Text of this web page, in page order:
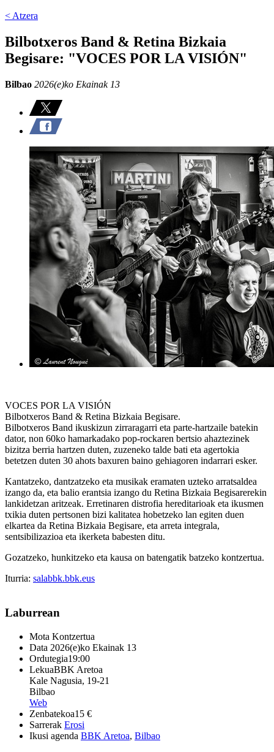
< Atzera
Bilbotxeros Band & Retina Bizkaia
Begisare: "VOCES POR LA VISIÓN"
Bilbao 2026(e)ko Ekainak 13
VOCES POR LA VISIÓN
Bilbotxeros Band & Retina Bizkaia Begisare.
Bilbotxeros Band ikuskizun zirraragarri eta parte-hartzaile batekin
dator, non 60ko hamarkadako pop-rockaren bertsio ahaztezinek
bizitza berria hartzen duten, zuzeneko talde bati eta agertokia
betetzen duten 30 ahots baxuren baino gehiagoren indarrari esker.
Kantatzeko, dantzatzeko eta musikak eramaten uzteko arratsaldea
izango da, eta balio erantsia izango du Retina Bizkaia Begisarerekin
lankidetzan aritzeak. Erretinaren distrofia hereditarioak eta ikusmen
txikia duten pertsonen bizi kalitatea hobetzeko lan egiten duen
elkartea da Retina Bizkaia Begisare, eta arreta integrala,
sentsibilizazioa eta ikerketa babesten ditu.
Gozatzeko, hunkitzeko eta kausa on batengatik batzeko kontzertua.
Iturria: salabbk.bbk.eus
Laburrean
Mota Kontzertua
Data 2026(e)ko Ekainak 13
Ordutegia19:00
LekuaBBK Aretoa
Kale Nagusia, 19-21
Bilbao
Web
Zenbatekoa15 €
Sarrerak Erosi
Ikusi agenda BBK Aretoa, Bilbao